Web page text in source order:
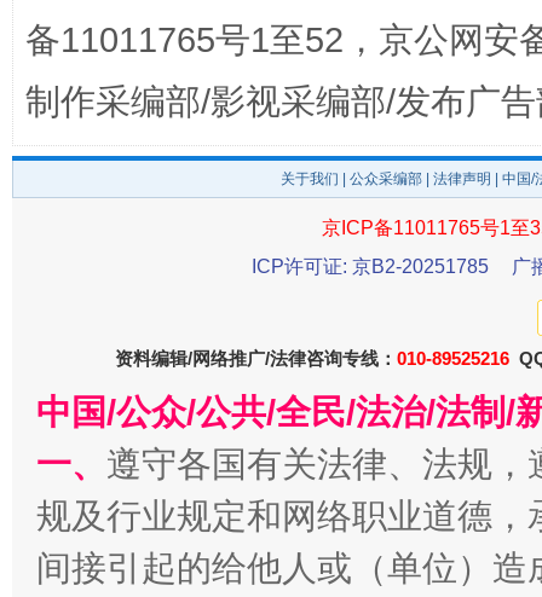
揭开“小金库”的免责幌子
受贿1.44亿！段成刚被判无期 从幼
备11011765号1至52，京公网安
制作采编部/影视采编部/发布广
关于我们 公众采编部 法律声明 | 中国
京ICP备11011765号1至
ICP许可证: 京B2-20251785
广
资料编辑/网络推广/法律咨询专线： 010-89525216
中国/公众/公共/全民/法治/法制/
一、 遵守各国有关法律、法规
规及行业规定和网络职业道德
间接引起的给他人或（单位）